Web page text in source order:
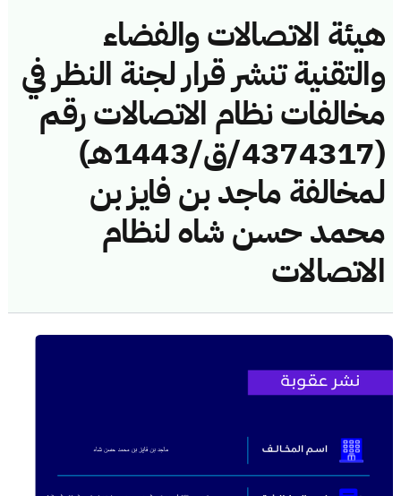
هيئة الاتصالات والفضاء
والتقنية تنشر قرار لجنة النظر في
مخالفات نظام الاتصالات رقم
(4374317/ق/1443هـ)
لمخالفة ماجد بن فايز بن
محمد حسن شاه لنظام
الاتصالات